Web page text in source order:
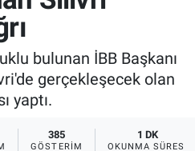
bulunan İBB Başkanı
gerçekleşecek olan
yaptı.
385
GÖSTERIM
1 DK
OKUNMA SÜRESI
ve Fikstür